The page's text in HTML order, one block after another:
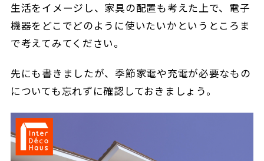
生活をイメージし、家具の配置も考えた上で、電子
機器をどこでどのように使いたいかというところま
で考えてみてください。
先にも書きましたが、季節家電や充電が必要なもの
についても忘れずに確認しておきましょう。